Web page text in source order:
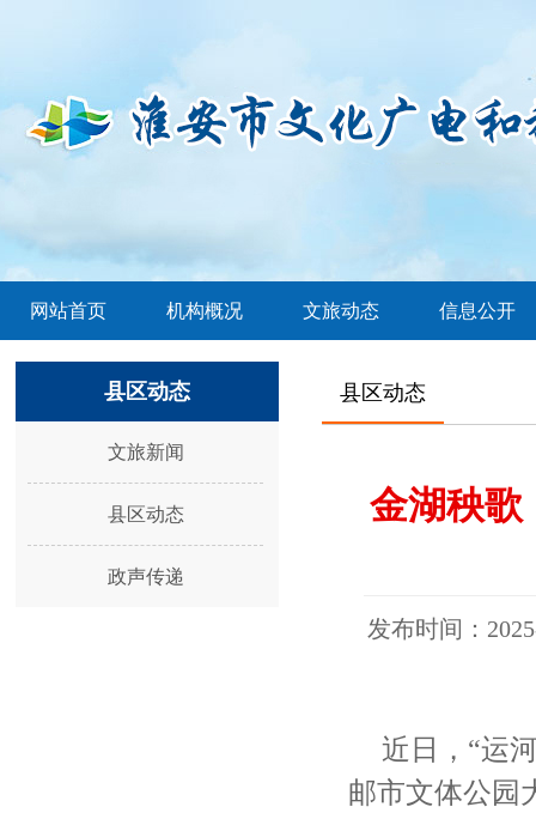
网站首页 机构概况 文旅动态 信息公开
县区动态
文旅新闻
县区动态
政声传递
县区动态
金湖秧歌
发布时间：
近日，“运
邮市文体公园